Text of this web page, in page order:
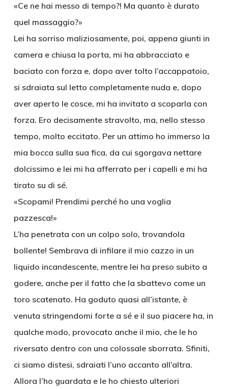
«Ce ne hai messo di tempo?! Ma quanto è durato
quel massaggio?»
Lei ha sorriso maliziosamente, poi, appena giunti in
camera e chiusa la porta, mi ha abbracciato e
baciato con forza e, dopo aver tolto l’accappatoio,
si sdraiata sul letto completamente nuda e, dopo
aver aperto le cosce, mi ha invitato a scoparla con
forza. Ero decisamente stravolto, ma, nello stesso
tempo, molto eccitato. Per un attimo ho immerso la
mia bocca sulla sua fica, da cui sgorgava nettare
dolcissimo e lei mi ha afferrato per i capelli e mi ha
tirato su di sé.
«Scopami! Prendimi perché ho una voglia
pazzesca!»
L’ha penetrata con un colpo solo, trovandola
bollente! Sembrava di infilare il mio cazzo in un
liquido incandescente, mentre lei ha preso subito a
godere, anche per il fatto che la sbattevo come un
toro scatenato. Ha goduto quasi all’istante, è
venuta stringendomi forte a sé e il suo piacere ha, in
qualche modo, provocato anche il mio, che le ho
riversato dentro con una colossale sborrata. Sfiniti,
ci siamo distesi, sdraiati l’uno accanto all’altra.
Allora l’ho guardata e le ho chiesto ulteriori